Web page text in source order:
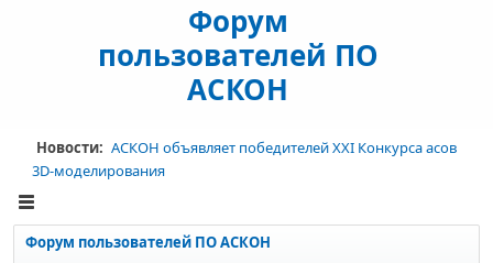
Форум
пользователей ПО
АСКОН
Новости: АСКОН объявляет победителей XXI Конкурса асов
3D-моделирования
Форум пользователей ПО АСКОН